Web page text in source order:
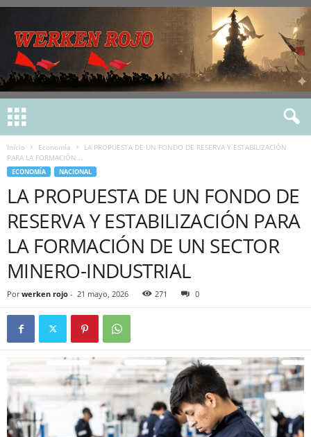
Inicio Economía
LA PROPUESTA DE UN FONDO DE RESERVA Y ESTABILIZACIÓN
PARA LA FORMACIÓN...
ECONOMÍA NACIONAL
LA PROPUESTA DE UN FONDO DE
RESERVA Y ESTABILIZACIÓN PARA
LA FORMACIÓN DE UN SECTOR
MINERO-INDUSTRIAL
Por werken rojo - 21 mayo, 2026 271 0